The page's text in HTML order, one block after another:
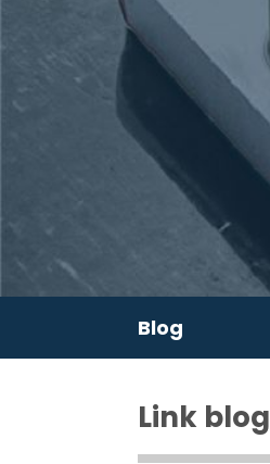
Blog
Link blog